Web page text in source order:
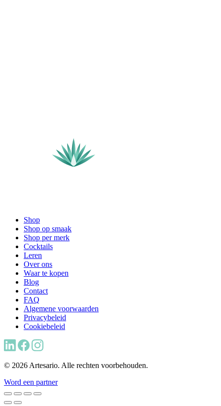
Shop
Shop op smaak
Shop per merk
Cocktails
Leren
Over ons
Waar te kopen
Blog
Contact
FAQ
Algemene voorwaarden
Privacybeleid
Cookiebeleid
© 2026 Artesario. Alle rechten voorbehouden.
Word een partner